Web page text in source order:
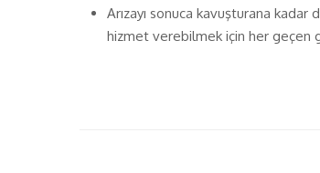
Arızayı sonuca kavuşturana
hizmet verebilmek için her geçen